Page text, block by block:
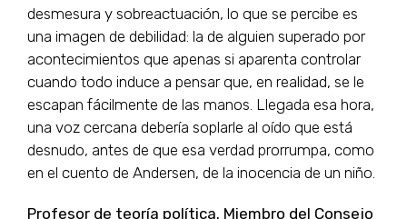
desmesura y sobreactuación, lo que se percibe es
una imagen de debilidad: la de alguien superado por
acontecimientos que apenas si aparenta controlar
cuando todo induce a pensar que, en realidad, se le
escapan fácilmente de las manos. Llegada esa hora,
una voz cercana debería soplarle al oído que está
desnudo, antes de que esa verdad prorrumpa, como
en el cuento de Andersen, de la inocencia de un niño.
Profesor de teoría política. Miembro del Consejo